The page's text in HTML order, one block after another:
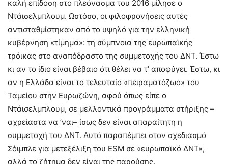
καλή επίδοση στο πλεόνασμα του 2016 μίλησε ο
Ντάισελμπλουμ. Ωστόσο, οι φιλοφρονήσεις αυτές
αντισταθμίστηκαν από το υψηλό για την ελληνική
κυβέρνηση «τίμημα»: τη σύμπνοια της ευρωπαϊκής
τρόικας στο αναπόδραστο της συμμετοχής του ΔΝΤ. Έστω
κι αν το ίδιο είναι βέβαιο ότι θέλει να τ’ αποφύγει. Έστω, κι
αν η Ελλάδα είναι το τελευταίο «πειραματόζωο» του
Ταμείου στην Ευρωζώνη, αφού όπως είπε ο
Ντάισελμπλουμ, σε μελλοντικά προγράμματα στήριξης –
αχρείαστα να ’ναι– ίσως δεν είναι απαραίτητη η
συμμετοχή του ΔΝΤ. Αυτό παραπέμπει στον σχεδιασμό
Σόιμπλε για μετεξέλιξη του ESM σε «ευρωπαϊκό ΔΝΤ»,
αλλά το ζήτημα δεν είναι της παρούσης.